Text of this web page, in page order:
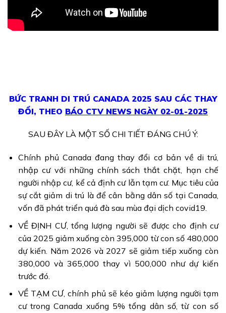
BỨC TRANH DI TRÚ CANADA 2025 SAU CÁC THAY
ĐỔI, THEO BÁO CTV NEWS NGÀY 02-01-2025
SAU ĐÂY LÀ MỘT SỐ CHI TIẾT ĐÁNG CHÚ Ý:
Chính phủ Canada đang thay đổi cơ bản về di trú,
nhập cư với những chính sách thắt chặt, hạn chế
người nhập cư, kể cả định cư lẫn tạm cư. Mục tiêu của
sự cắt giảm di trú là để cân bằng dân số tại Canada,
vốn đã phát triển quá đà sau mùa đại dịch covid19.
VỀ ĐỊNH CƯ, tổng lượng người sẽ được cho định cư
của 2025 giảm xuống còn 395,000 từ con số 480,000
dự kiến. Năm 2026 và 2027 sẽ giảm tiếp xuống còn
380,000 và 365,000 thay vì 500,000 như dự kiến
trước đó.
VỀ TẠM CƯ, chính phủ sẽ kéo giảm lượng người tạm
cư trong Canada xuống 5% tổng dân số, từ con số